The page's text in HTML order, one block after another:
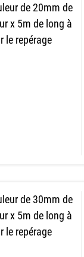
de 20mm de
x 5m de long à
le repérage
de 30mm de
x 5m de long à
le repérage